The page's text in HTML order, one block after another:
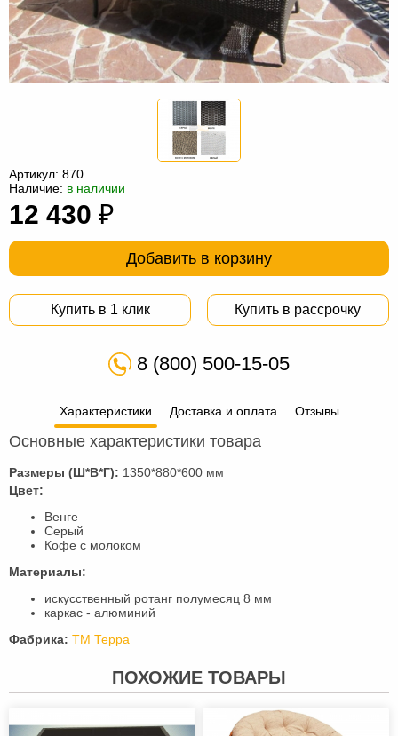
мебель
Столы
под
Мебель
мешки
Мебель
из
Садовая
Артикул: 870
Наличие: в наличии
12 430 ₽
Добавить в корзину
Купить в 1 клик Купить в рассрочку
8 (800) 500-15-05
Характеристики Доставка и оплата Отзывы
Основные характеристики товара
Размеры (Ш*В*Г): 1350*880*600 мм
Цвет:
Венге
Серый
Кофе с молоком
Материалы:
искусственный ротанг полумесяц 8 мм
каркас - алюминий
Фабрика: ТМ Терра
ПОХОЖИЕ ТОВАРЫ